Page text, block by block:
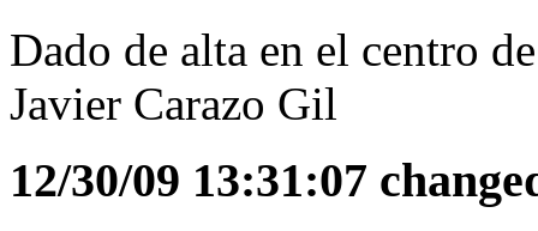
Dado de alta en el centro
Javier Carazo Gil
12/30/09 13:31:07